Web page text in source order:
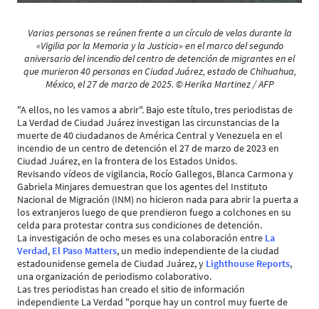
Varias personas se reúnen frente a un círculo de velas durante la
«Vigilia por la Memoria y la Justicia» en el marco del segundo
aniversario del incendio del centro de detención de migrantes en el
que murieron 40 personas en Ciudad Juárez, estado de Chihuahua,
México, el 27 de marzo de 2025. © Herika Martinez / AFP
"A ellos, no les vamos a abrir". Bajo este título, tres periodistas de
La Verdad de Ciudad Juárez investigan las circunstancias de la
muerte de 40 ciudadanos de América Central y Venezuela en el
incendio de un centro de detención el 27 de marzo de 2023 en
Ciudad Juárez, en la frontera de los Estados Unidos.
Revisando vídeos de vigilancia, Rocío Gallegos, Blanca Carmona y
Gabriela Minjares demuestran que los agentes del Instituto
Nacional de Migración (INM) no hicieron nada para abrir la puerta a
los extranjeros luego de que prendieron fuego a colchones en su
celda para protestar contra sus condiciones de detención.
La investigación de ocho meses es una colaboración entre La
Verdad, El Paso Matters, un medio independiente de la ciudad
estadounidense gemela de Ciudad Juárez, y Lighthouse Reports,
una organización de periodismo colaborativo.
Las tres periodistas han creado el sitio de información
independiente La Verdad "porque hay un control muy fuerte de